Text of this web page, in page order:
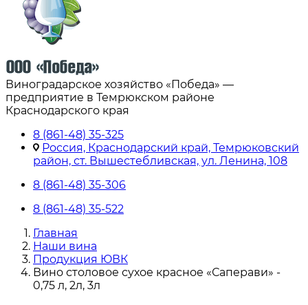
Виноградарское хозяйство «Победа» —
предприятие в Темрюкском районе
Краснодарского края
8 (861-48) 35-325
Россия, Краснодарский край, Темрюковский
район, ст. Вышестебливская, ул. Ленина, 108
8 (861-48) 35-306
8 (861-48) 35-522
Главная
Наши вина
Продукция ЮВК
Вино столовое сухое красное «Саперави» -
0,75 л, 2л, 3л